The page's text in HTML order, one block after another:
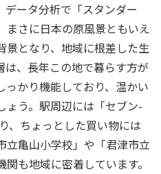
ータ分析で「スタンダー
まさに日本の原風景ともいえ
景となり、地域に根差した生
は、長年この地で暮らす方が
っかり機能しており、温かい
ょう。駅周辺には「セブン-
、ちょっとした買い物には
立亀山小学校」や「君津市立
も地域に密着しています。